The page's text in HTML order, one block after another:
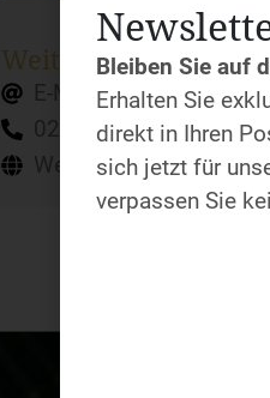
Weiter Infos &
E-Mail
02161 980644
Webseite
Bleiben Sie auf
Erhalten Sie
direkt in Ihren
sich jetzt für
verpassen Sie